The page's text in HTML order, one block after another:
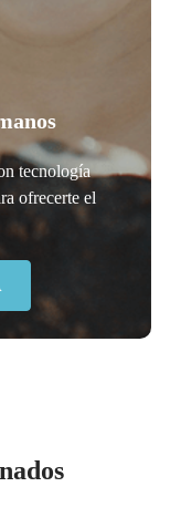
tecnología
ofrecerte el